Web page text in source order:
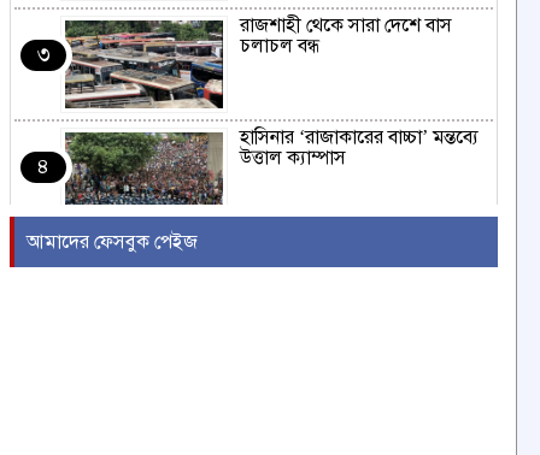
৩
রাজশাহী থেকে সারা দেশে বাস
চলাচল বন্ধ
৪
হাসিনার ‘রাজাকারের বাচ্চা’ মন্তব্যে
উত্তাল ক্যাম্পাস
আজ বৈঠকে বসছেন ট্রাম্প
আমাদের ফেসবুক পেইজ